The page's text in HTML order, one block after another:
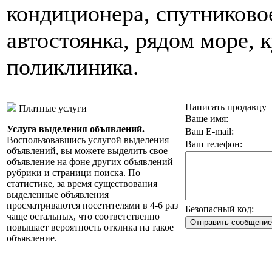
кондиционера,
автостоянка, рядом море,
поликлиника.
Платные услуги
Услуга выделения объявлений.
Воспользовавшись услугой выделения
объявлений, вы можете выделить свое
объявление на фоне других объявлений
рубрики и страници поиска. По
статистике, за время существования
выделенные объявления
просматриваются посетителями в 4-6 раз
чаще остальных, что соответственно
повышает вероятность отклика на такое
объявление.
Написать продавцу
Ваше имя:
Ваш E-mail:
Ваш телефон:
Безопасный код: